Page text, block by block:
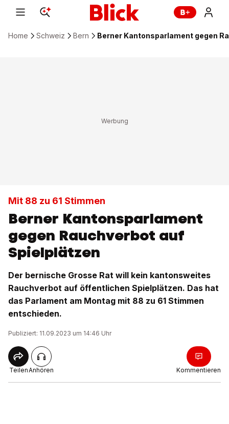
Home Schweiz Bern Berner Kantonsparlament gegen
Mit 88 zu 61 Stimmen
Berner Kantonsparlament
gegen Rauchverbot auf
Spielplätzen
Der bernische Grosse Rat will kein kantonsweites
Rauchverbot auf öffentlichen Spielplätzen. Das hat
das Parlament am Montag mit 88 zu 61 Stimmen
entschieden.
Publiziert: 11.09.2023 um 14:46 Uhr
TeilenAnhören Kommentieren